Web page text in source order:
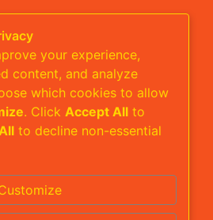
your experience,
content, and analyze
which cookies to allow
. Click Accept All to
to decline non-essential